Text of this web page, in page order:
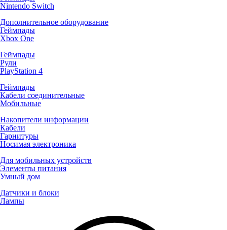
Nintendo Switch
Дополнительное оборудование
Геймпады
Xbox One
Геймпады
Рули
PlayStation 4
Геймпады
Кабели соединительные
Мобильные
Накопители информации
Кабели
Гарнитуры
Носимая электроника
Для мобильных устройств
Элементы питания
Умный дом
Датчики и блоки
Лампы